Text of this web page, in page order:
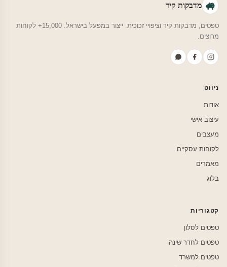
מדבקות קיר
טפטים, מדבקות קיר וציפויי זכוכית. ייצור במפעל בישראל. 15,000+ לקוחות
מרוצים.
ניווט
אודות
עיצוב אישי
מעצבים
לקוחות עסקיים
מאמרים
בלוג
קטגוריות
טפטים לסלון
טפטים לחדר שינה
טפטים למשרד